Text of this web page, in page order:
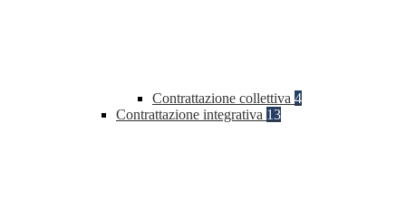
Contrattazione collettiva 4
Contrattazione integrativa 13